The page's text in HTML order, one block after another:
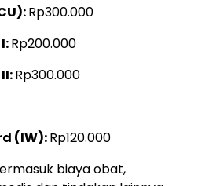
Rp300.000
Rp200.000
Rp300.000
(IW):Rp120.000
biaya obat,